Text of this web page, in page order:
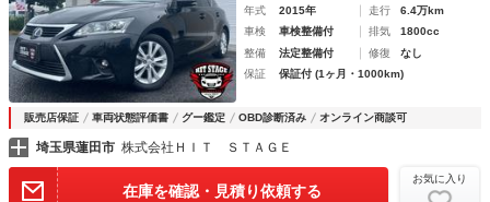
年式 2015年 走行
6.4万km
車検
車検整備付 排気
1800cc
整備
法定整備付 修復
なし
保証
保証付 (1ヶ月・1000km)
販売店保証 車両状態評価書 グー鑑定 OBD診断済み オンライン商談可
埼玉県蓮田市 株式会社ＨＩＴ ＳＴＡＧＥ
在庫を確認・見積り依頼する
お気に入り